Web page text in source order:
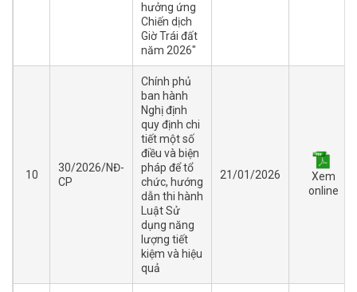
hưởng ứng
Chiến dịch
Giờ Trái đất
năm 2026"
10
30/2026/NĐ-
CP
Chính phủ
ban hành
Nghị định
quy định chi
tiết một số
điều và biện
pháp để tổ
chức, hướng
dẫn thi hành
Luật Sử
dụng năng
lượng tiết
kiệm và hiệu
quả
21/01/2026
Xem
online